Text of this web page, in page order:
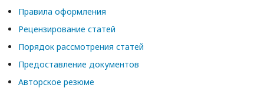
Правила оформления
Рецензирование статей
Порядок рассмотрения статей
Предоставление документов
Авторское резюме